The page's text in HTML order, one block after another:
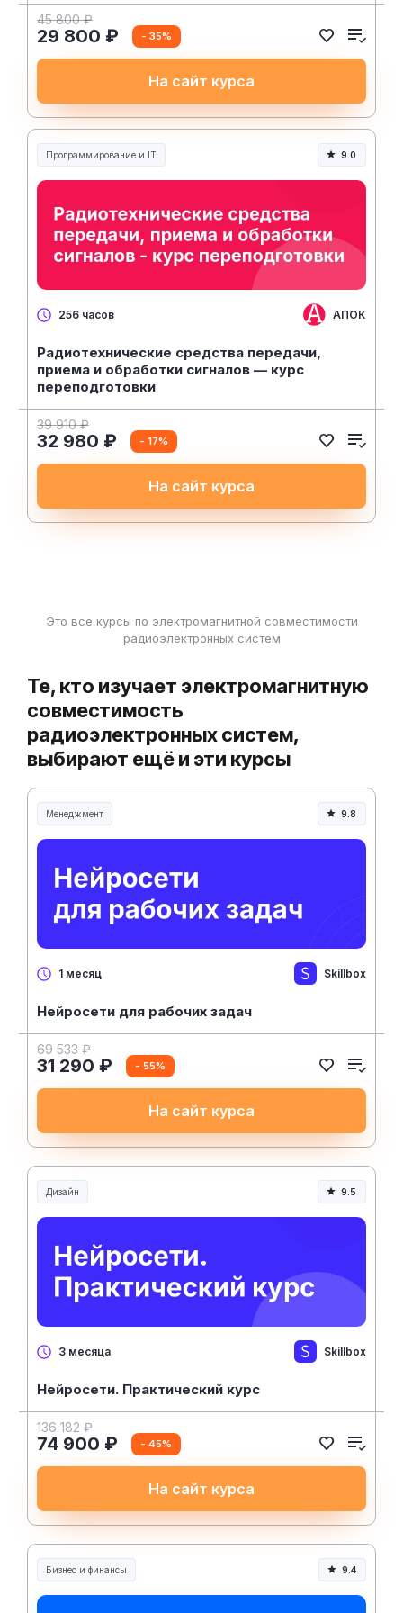
45 800 ₽
29 800 ₽ - 35%
На сайт курса
Программирование и IT 9.0
256 часов АПОК
Радиотехнические средства передачи,
приема и обработки сигналов — курс
переподготовки
39 910 ₽
32 980 ₽ - 17%
На сайт курса
Это все курсы по электромагнитной совместимости
радиоэлектронных систем
Те, кто изучает электромагнитную
совместимость
радиоэлектронных систем,
выбирают ещё и эти курсы
Менеджмент
Менеджмент и управление
9.8
1 месяц Skillbox
Нейросети для рабочих задач
69 533 ₽
31 290 ₽ - 55%
На сайт курса
Дизайн 9.5
3 месяца Skillbox
Нейросети. Практический курс
136 182 ₽
74 900 ₽ - 45%
На сайт курса
Бизнес и финансы 9.4